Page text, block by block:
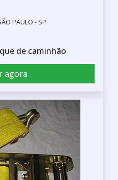
PAULO - SP
de caminhão
agora